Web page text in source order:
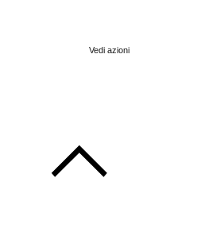
Vedi azioni